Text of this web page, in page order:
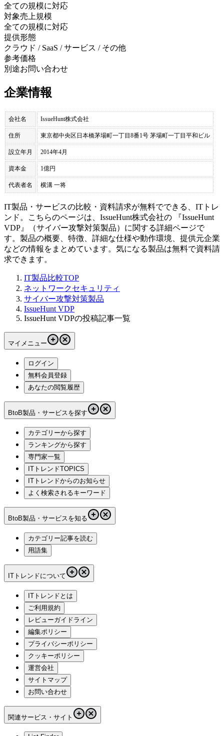
全ての規模に対応
対象売上規模
全ての規模に対応
提供形態
クラウド / SaaS / サービス / その他
参考価格
別途お問い合わせ
企業情報
会社名 IssueHunt株式会社
住所 東京都中央区日本橋茅場町一丁目8番1号 茅場町一丁目平和ビル
設立年月 2014年4月
資本金 1億円
代表者名 横溝 一将
IT製品・サービスの比較・資料請求が無料でできる、ITトレ
ンド。こちらのページは、 IssueHunt株式会社の 『IssueHunt
VDP 』（サイバー攻撃対策製品）に関する詳細ページで
す。製品の概要、特徴、詳細な仕様や動作環境、提供元企業
などの情報をまとめています。気になる製品は無料で資料請
求できます。
IT製品比較TOP
ネットワークセキュリティ
サイバー攻撃対策製品
IssueHunt VDP
IssueHunt VDPの投稿記事一覧
マイメニュー
ログイン
無料会員登録
あなたの閲覧履歴
BtoB製品・サービスを探す
カテゴリーから探す
ランキングから探す
専門家一覧
ITトレンドTOPICS
ITトレンドからのお知らせ
よく検索されるキーワード
BtoB製品・サービスを知る
カテゴリー記事を読む
用語集
ITトレンドについて
ITトレンドとは
ご利用規約
レビューガイドライン
編集ポリシー
プライバシーポリシー
クッキーポリシー
運営会社
サイトマップ
お問い合わせ
関連サービス・サイト